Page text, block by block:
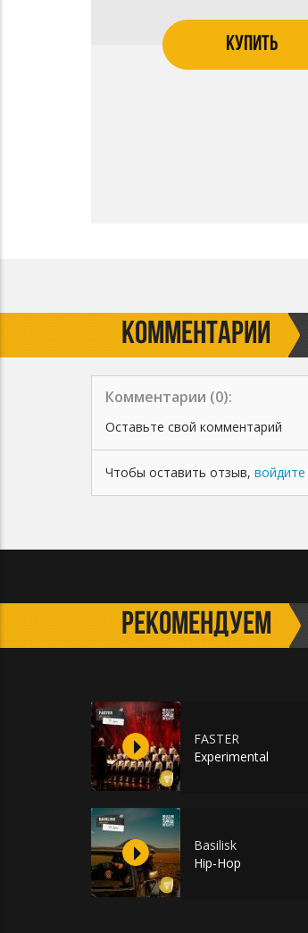
КУПИТЬ
КОММЕНТАРИИ
Комментарии (0):
Оставьте свой комментарий
Чтобы оставить отзыв, войдите
РЕКОМЕНДУЕМ
FASTER
Experimental
Basilisk
Hip-Hop